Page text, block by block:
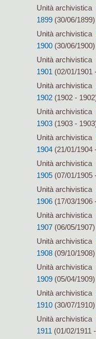
Unità archivistica
1899 (30/06/1899)
Unità archivistica
1900 (30/06/1900)
Unità archivistica
1901 (02/01/1901
Unità archivistica
1902 (1902 -
Unità archivistica
1903 (1903 -
Unità archivistica
1904 (21/01/1904
Unità archivistica
1905 (07/01/1905
Unità archivistica
1906 (17/03/1906
Unità archivistica
1907 (06/05/1907)
Unità archivistica
1908 (09/10/1908)
Unità archivistica
1909 (05/04/1909)
Unità archivistica
1910 (30/07/1910)
Unità archivistica
1911 (01/02/1911